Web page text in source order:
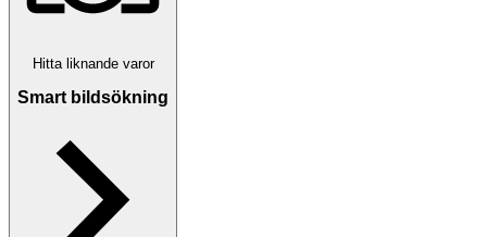
Hitta liknande varor
Smart bildsökning